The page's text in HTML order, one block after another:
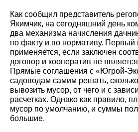
Как сообщил представитель
Якимчик, на сегодняшний день
два механизма начисления
по факту и по нормативу. Первый
применяется, если заключен
договор и кооператив не
Прямые соглашения с «Югрой-
садоводам самим решать, сколько
вывозить мусор, от чего и с
расчетках. Однако как правило,
мусор по умолчанию, и суммы
большие.